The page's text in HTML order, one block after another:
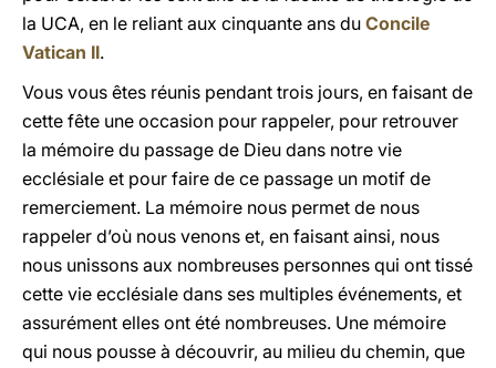
la UCA, en le reliant aux cinquante ans du Concile
Vatican II.
Vous vous êtes réunis pendant trois jours, en faisant de
cette fête une occasion pour rappeler, pour retrouver
la mémoire du passage de Dieu dans notre vie
ecclésiale et pour faire de ce passage un motif de
remerciement. La mémoire nous permet de nous
rappeler d’où nous venons et, en faisant ainsi, nous
nous unissons aux nombreuses personnes qui ont tissé
cette vie ecclésiale dans ses multiples événements, et
assurément elles ont été nombreuses. Une mémoire
qui nous pousse à découvrir, au milieu du chemin, que